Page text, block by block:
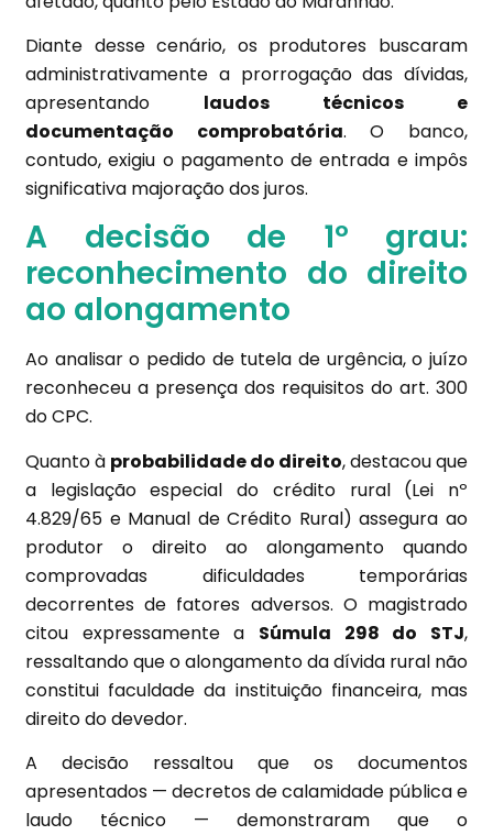
Diante desse cenário, os produtores buscaram
administrativamente a prorrogação das dívidas,
apresentando laudos técnicos e
documentação comprobatória. O banco,
contudo, exigiu o pagamento de entrada e impôs
significativa majoração dos juros.
A decisão de 1º grau:
reconhecimento do direito
ao alongamento
Ao analisar o pedido de tutela de urgência, o juízo
reconheceu a presença dos requisitos do art. 300
do CPC.
Quanto à probabilidade do direito, destacou que
a legislação especial do crédito rural (Lei nº
4.829/65 e Manual de Crédito Rural) assegura ao
produtor o direito ao alongamento quando
comprovadas dificuldades temporárias
decorrentes de fatores adversos. O magistrado
citou expressamente a Súmula 298 do STJ,
ressaltando que o alongamento da dívida rural não
constitui faculdade da instituição financeira, mas
direito do devedor.
A decisão ressaltou que os documentos
apresentados — decretos de calamidade pública e
laudo técnico — demonstraram que o